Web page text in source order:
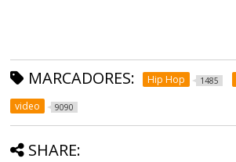
MARCADORES: Hip Hop 1485
video 9090
SHARE: